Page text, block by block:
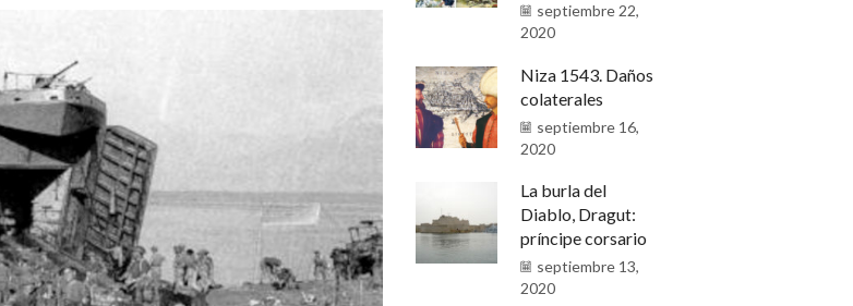
septiembre 22,
2020
Niza 1543. Daños
colaterales
septiembre 16,
2020
La burla del
Diablo, Dragut:
príncipe corsario
septiembre 13,
2020